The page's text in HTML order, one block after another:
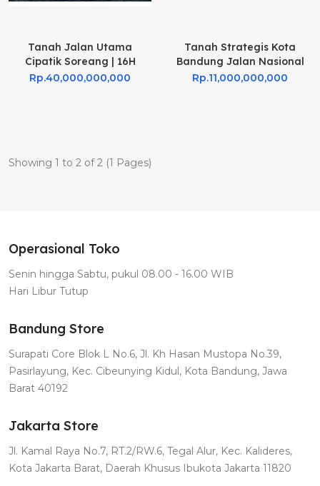
Tanah Jalan Utama
Cipatik Soreang | 16H
Rp.40,000,000,000
Tanah Strategis Kota
Bandung Jalan Nasional
Rp.11,000,000,000
Showing 1 to 2 of 2 (1 Pages)
Operasional Toko
Senin hingga Sabtu, pukul 08.00 - 16.00 WIB
Hari Libur Tutup
Bandung Store
Surapati Core Blok L No.6, Jl. Kh Hasan Mustopa No.39,
Pasirlayung, Kec. Cibeunying Kidul, Kota Bandung, Jawa
Barat 40192
Jakarta Store
Jl. Kamal Raya No.7, RT.2/RW.6, Tegal Alur, Kec. Kalideres,
Kota Jakarta Barat, Daerah Khusus Ibukota Jakarta 11820